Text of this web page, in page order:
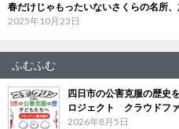
春だけじゃもったいないさくらの名所
2025年10月23日
ふむふむ
四日市の公害克服の歴史
ロジェクト クラウドフ
2026年8月5日